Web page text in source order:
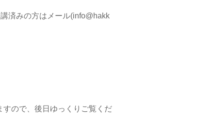
済みの方はメール(info@hakk
ので、後日ゆっくりご覧くだ